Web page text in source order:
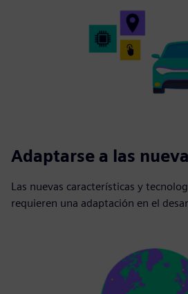
Adaptarse a las
Las nuevas características y
requieren una adaptación en el